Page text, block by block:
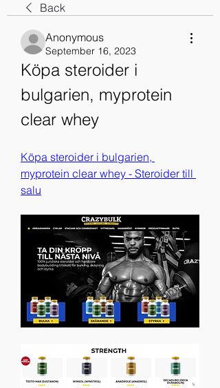
Back
Anonymous
September 16, 2023
Köpa steroider i
bulgarien, myprotein
clear whey
Köpa steroider i bulgarien,
myprotein clear whey - Steroider till
salu